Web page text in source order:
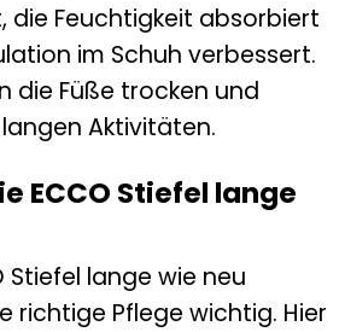
die Feuchtigkeit absorbiert
im Schuh verbessert.
die Füße trocken und
Aktivitäten.
ECCO Stiefel lange
Stiefel lange wie neu
richtige Pflege wichtig. Hier